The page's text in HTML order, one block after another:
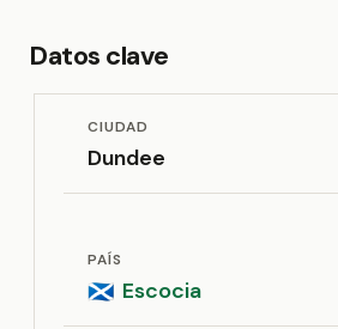
Datos clave
CIUDAD
Dundee
PAÍS
🏴󠁧󠁢󠁳󠁣󠁴󠁿 Escocia